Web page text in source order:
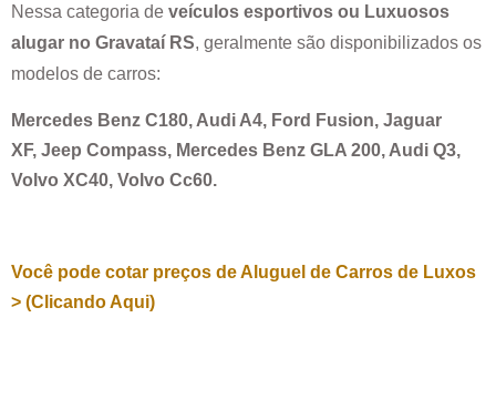
Nessa categoria de veículos esportivos ou Luxuosos
alugar no Gravataí RS, geralmente são disponibilizados os
modelos de carros:
Mercedes Benz C180, Audi A4, Ford Fusion, Jaguar
XF, Jeep Compass, Mercedes Benz GLA 200, Audi Q3,
Volvo XC40, Volvo Cc60.
Você pode cotar preços de Aluguel de Carros de Luxos
> (Clicando Aqui)